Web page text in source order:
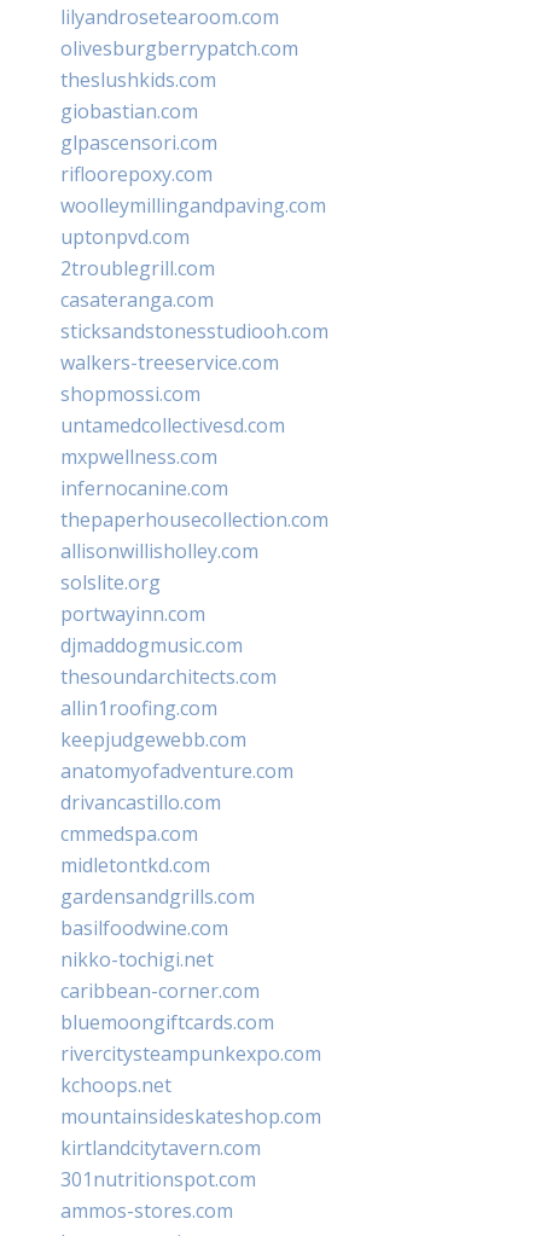
lilyandrosetearoom.com
olivesburgberrypatch.com
theslushkids.com
giobastian.com
glpascensori.com
rifloorepoxy.com
woolleymillingandpaving.com
uptonpvd.com
2troublegrill.com
casateranga.com
sticksandstonesstudiooh.com
walkers-treeservice.com
shopmossi.com
untamedcollectivesd.com
mxpwellness.com
infernocanine.com
thepaperhousecollection.com
allisonwillisholley.com
solslite.org
portwayinn.com
djmaddogmusic.com
thesoundarchitects.com
allin1roofing.com
keepjudgewebb.com
anatomyofadventure.com
drivancastillo.com
cmmedspa.com
midletontkd.com
gardensandgrills.com
basilfoodwine.com
nikko-tochigi.net
caribbean-corner.com
bluemoongiftcards.com
rivercitysteampunkexpo.com
kchoops.net
mountainsideskateshop.com
kirtlandcitytavern.com
301nutritionspot.com
ammos-stores.com